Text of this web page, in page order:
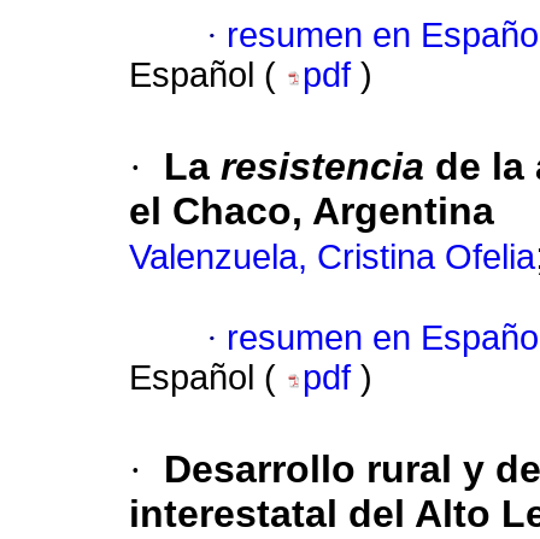
· resumen en
Español (
pdf )
· La resistencia de la
el Chaco, Argentina
Valenzuela, Cristina Ofelia
· resumen en
Español (
pdf )
·
Desarrollo rural y
interestatal del Alto